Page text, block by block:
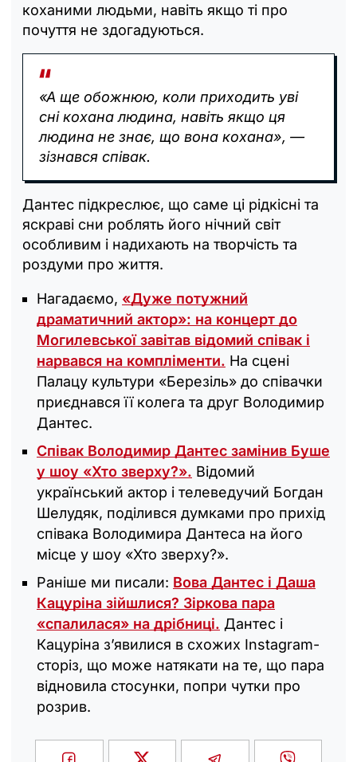
коханими людьми, навіть якщо ті про
почуття не здогадуються.
«А ще обожнюю, коли приходить уві
сні кохана людина, навіть якщо ця
людина не знає, що вона кохана», —
зізнався співак.
Дантес підкреслює, що саме ці рідкісні та
яскраві сни роблять його нічний світ
особливим і надихають на творчість та
роздуми про життя.
Нагадаємо, «Дуже потужний
драматичний актор»: на концерт до
Могилевської завітав відомий співак і
нарвався на компліменти. На сцені
Палацу культури «Березіль» до співачки
приєднався її колега та друг Володимир
Дантес.
Співак Володимир Дантес замінив Буше
у шоу «‎Хто зверху?». Відомий
український актор і телеведучий Богдан
Шелудяк, поділився думками про прихід
співака Володимира Дантеса на його
місце у шоу «‎Хто зверху?».
Раніше ми писали: Вова Дантес і Даша
Кацуріна зійшлися? Зіркова пара
«‎спалилася» на дрібниці. Дантес і
Кацуріна з’явилися в схожих Instagram-
сторіз, що може натякати на те, що пара
відновила стосунки, попри чутки про
розрив.